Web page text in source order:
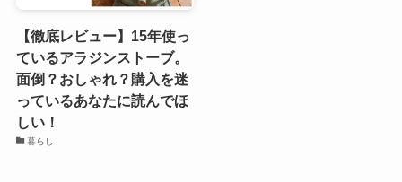
【徹底レビュー】15年使っ
ているアラジンストーブ。
面倒？おしゃれ？購入を迷
っているあなたに読んでほ
しい！
暮らし